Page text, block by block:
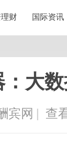
财 国际资讯
大
宾网 | 查